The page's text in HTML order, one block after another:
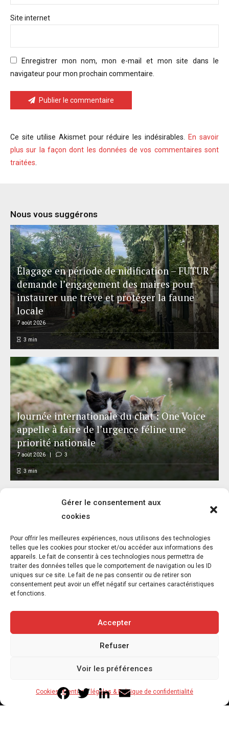
Gérer le consentement aux
cookies
Pour offrir les meilleures expériences, nous utilisons des technologies
telles que les cookies pour stocker et/ou accéder aux informations des
appareils. Le fait de consentir à ces technologies nous permettra de
traiter des données telles que le comportement de navigation ou les ID
uniques sur ce site. Le fait de ne pas consentir ou de retirer son
consentement peut avoir un effet négatif sur certaines caractéristiques
et fonctions.
Accepter
Refuser
Voir les préférences
Cookies Mentions légales & Politique de confidentialité
Site internet
Enregistrer mon nom, mon e-mail et mon site dans le
navigateur pour mon prochain commentaire.
Publier le commentaire
Ce site utilise Akismet pour réduire les indésirables. En savoir
plus sur la façon dont les données de vos commentaires sont
traitées.
Nous vous suggérons
Élagage en période de nidification – FUTUR
demande l’engagement des maires pour
instaurer une trêve et protéger la faune
locale
7 août 2026
3 min
Journée internationale du chat : One Voice
appelle à faire de l’urgence féline une
priorité nationale
7 août 2026 3
3 min
L’association FUTUR dénonce le recours à
des « tirs sanitaires » sur des animaux
sauvages déjà victimes de l’incendie
d’Achères-la-Forêt
7 août 2026 5
Mentions légales & Politique de confidentialité
Cookies
FacebookTwitterLinkedInEmail